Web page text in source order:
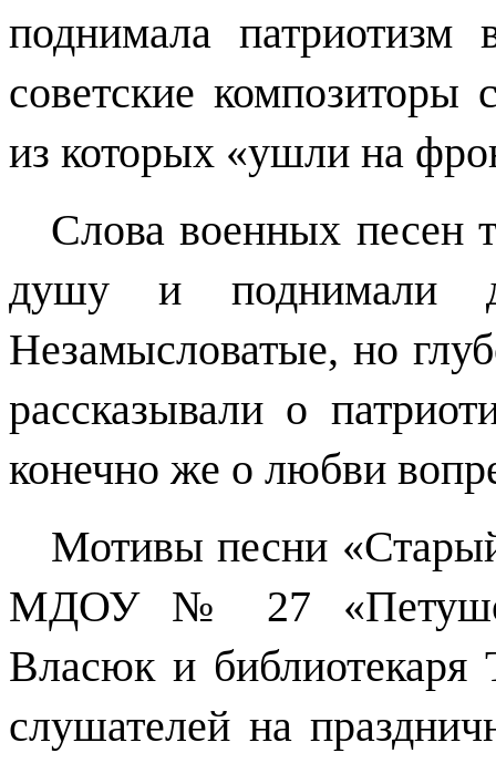
поднимала
советские композиторы
из которых «ушли на
Слова военных песен
душу и поднимали
Незамысловатые, но
рассказывали о
конечно же о любви
Мотивы песни
МДОУ № 27
Власюк и библиотекаря
слушателей на